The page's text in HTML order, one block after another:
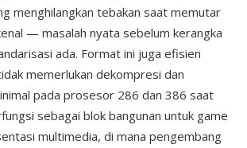
menghilangkan tebakan saat memutar
— masalah nyata sebelum kerangka
ada. Format ini juga efisien
memerlukan dekompresi dan
pada prosesor 286 dan 386 saat
sebagai blok bangunan untuk game
multimedia, di mana pengembang